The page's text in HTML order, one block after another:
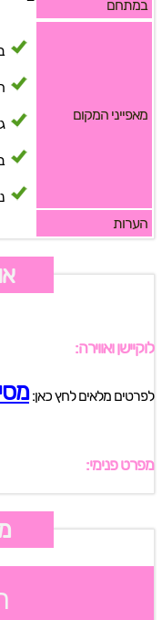
במתחם
מאפייני המקום
הערות
לוקיישן ואווירה:
לפרטים מלאים לחץ כאן:
מפרט פנימי: